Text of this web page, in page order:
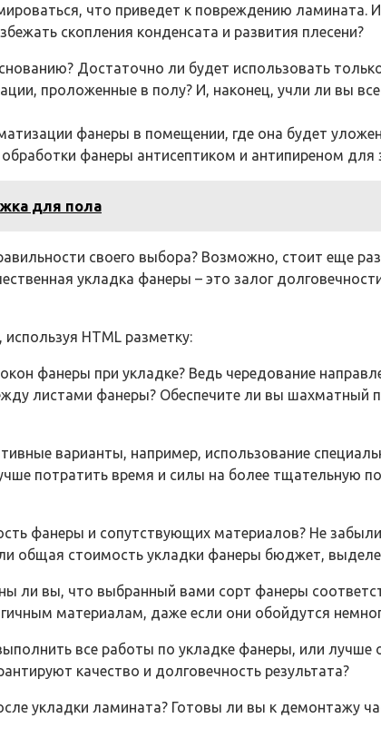
что приведет к повреждению ламината.
скопления конденсата и развития плесени?
Достаточно ли будет использовать
проложенные в полу? И, наконец, учли ли вы
фанеры в помещении, где она будет
обработки фанеры антисептиком и антипиреном
для пола
своего выбора? Возможно, стоит еще
укладка фанеры – это залог
HTML разметку:
фанеры при укладке? Ведь чередование
листами фанеры? Обеспечите ли вы шахматный
варианты, например, использование
потратить время и силы на более тщательную
фанеры и сопутствующих материалов? Не
общая стоимость укладки фанеры бюджет,
ли вы, что выбранный вами сорт фанеры
материалам, даже если они обойдутся
все работы по укладке фанеры, или
качество и долговечность результата?
укладки ламината? Готовы ли вы к демонтажу